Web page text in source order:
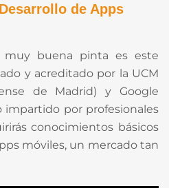
de Apps
buena pinta es este
y acreditado por la UCM
de Madrid) y Google
impartido por profesionales
conocimientos básicos
móviles, un mercado tan